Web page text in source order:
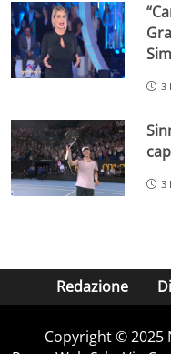
3
3
Redazione
Copyright ©